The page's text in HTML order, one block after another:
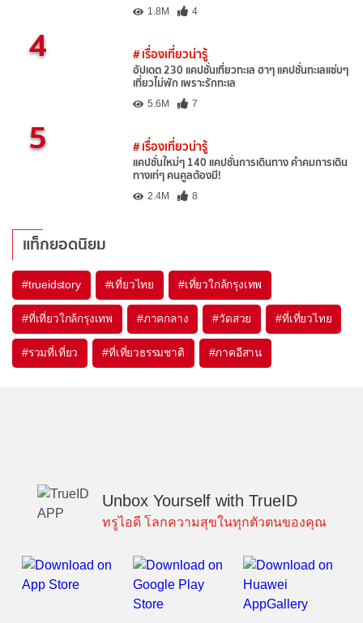
1.8M 4
4 # เรื่องเที่ยวน่ารู้
อัปเดต 230 แคปชั่นเที่ยวทะเล ฮาๆ แคปชั่นทะเลแซ่บๆ
เที่ยวไม่พัก เพราะรักทะเล
5.6M 7
5 # เรื่องเที่ยวน่ารู้
แคปชั่นใหม่ๆ 140 แคปชั่นการเดินทาง คำคมการเดิน
ทางเท่ๆ คนคูลต้องมี!
2.4M 8
แท็กยอดนิยม
#trueidstory #เที่ยวไทย #เที่ยวใกล้กรุงเทพ
#ที่เที่ยวใกล้กรุงเทพ #ภาคกลาง #วัดสวย #ที่เที่ยวไทย
#รวมที่เที่ยว #ที่เที่ยวธรรมชาติ #ภาคอีสาน
Unbox Yourself with TrueID
ทรูไอดี โลกความสุขในทุกตัวตนของคุณ